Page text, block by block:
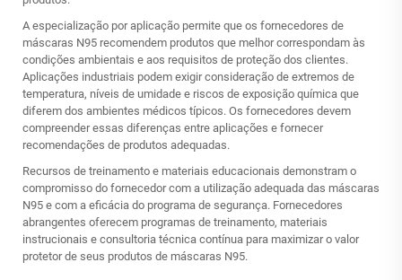
A especialização por aplicação permite que os fornecedores de
máscaras N95 recomendem produtos que melhor correspondam às
condições ambientais e aos requisitos de proteção dos clientes.
Aplicações industriais podem exigir consideração de extremos de
temperatura, níveis de umidade e riscos de exposição química que
diferem dos ambientes médicos típicos. Os fornecedores devem
compreender essas diferenças entre aplicações e fornecer
recomendações de produtos adequadas.
Recursos de treinamento e materiais educacionais demonstram o
compromisso do fornecedor com a utilização adequada das máscaras
N95 e com a eficácia do programa de segurança. Fornecedores
abrangentes oferecem programas de treinamento, materiais
instrucionais e consultoria técnica contínua para maximizar o valor
protetor de seus produtos de máscaras N95.